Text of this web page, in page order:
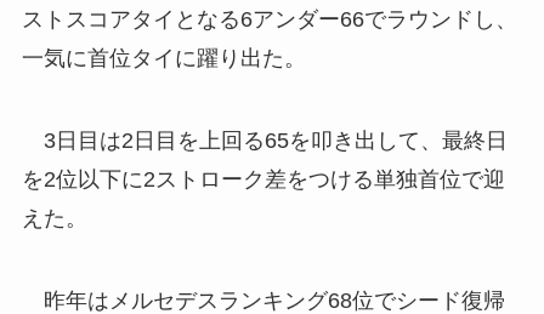
ストスコアタイとなる6アンダー66でラウンドし、
一気に首位タイに躍り出た。
3日目は2日目を上回る65を叩き出して、最終日
を2位以下に2ストローク差をつける単独首位で迎
えた。
昨年はメルセデスランキング68位でシード復帰